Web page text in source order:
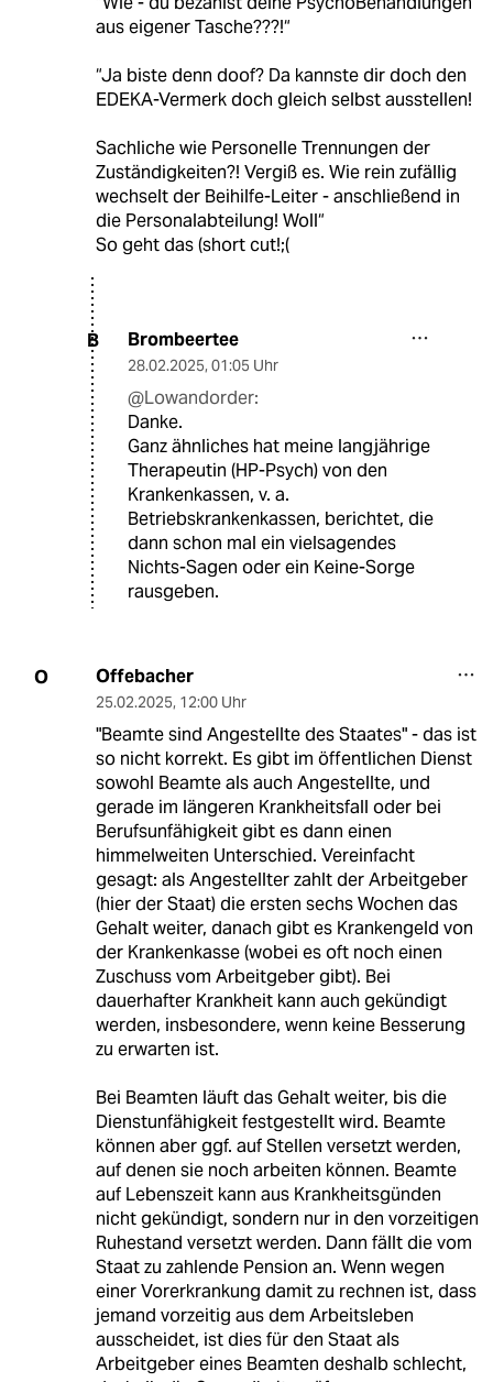
aus eigener Tasche???!“
“Ja biste denn doof? Da kannste dir doch den
EDEKA-Vermerk doch gleich selbst ausstellen!
Sachliche wie Personelle Trennungen der
Zuständigkeiten?! Vergiß es. Wie rein zufällig
wechselt der Beihilfe-Leiter - anschließend in
die Personalabteilung! Woll“
So geht das (short cut!;(
B Brombeertee
28.02.2025, 01:05 Uhr
@Lowandorder:
Danke.
Ganz ähnliches hat meine langjährige
Therapeutin (HP-Psych) von den
Krankenkassen, v. a.
Betriebskrankenkassen, berichtet, die
dann schon mal ein vielsagendes
Nichts-Sagen oder ein Keine-Sorge
rausgeben.
O Offebacher
25.02.2025, 12:00 Uhr
"Beamte sind Angestellte des Staates" - das ist
so nicht korrekt. Es gibt im öffentlichen Dienst
sowohl Beamte als auch Angestellte, und
gerade im längeren Krankheitsfall oder bei
Berufsunfähigkeit gibt es dann einen
himmelweiten Unterschied. Vereinfacht
gesagt: als Angestellter zahlt der Arbeitgeber
(hier der Staat) die ersten sechs Wochen das
Gehalt weiter, danach gibt es Krankengeld von
der Krankenkasse (wobei es oft noch einen
Zuschuss vom Arbeitgeber gibt). Bei
dauerhafter Krankheit kann auch gekündigt
werden, insbesondere, wenn keine Besserung
zu erwarten ist.
Bei Beamten läuft das Gehalt weiter, bis die
Dienstunfähigkeit festgestellt wird. Beamte
können aber ggf. auf Stellen versetzt werden,
auf denen sie noch arbeiten können. Beamte
auf Lebenszeit kann aus Krankheitsgünden
nicht gekündigt, sondern nur in den vorzeitigen
Ruhestand versetzt werden. Dann fällt die vom
Staat zu zahlende Pension an. Wenn wegen
einer Vorerkrankung damit zu rechnen ist, dass
jemand vorzeitig aus dem Arbeitsleben
ausscheidet, ist dies für den Staat als
Arbeitgeber eines Beamten deshalb schlecht,